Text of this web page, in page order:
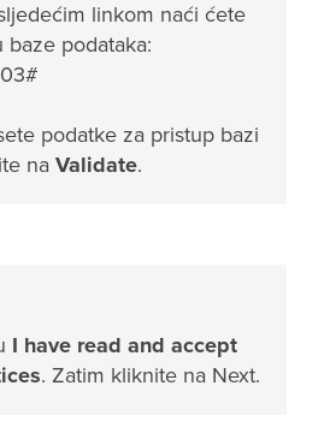
linkom naći ćete
baze podataka:
podatke za pristup bazi
na Validate.
I have read and accept
. Zatim kliknite na Next.